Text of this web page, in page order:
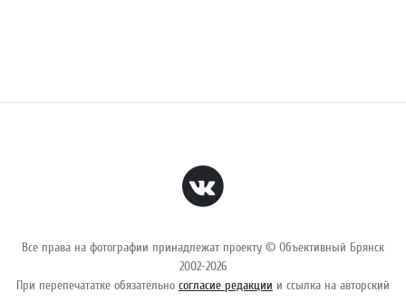
Все права на фотографии принадлежат проекту © Объективный Брянск
2002-2026
При перепечататке обязательно согласие редакции и ссылка на авторский